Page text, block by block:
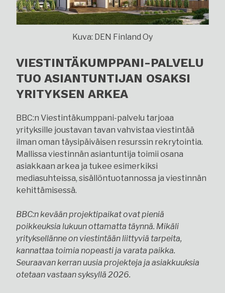
Kuva: DEN Finland Oy
VIESTINTÄKUMPPANI-PALVELU
TUO ASIANTUNTIJAN OSAKSI
YRITYKSEN ARKEA
BBC:n Viestintäkumppani-palvelu tarjoaa
yrityksille joustavan tavan vahvistaa viestintää
ilman oman täysipäiväisen resurssin rekrytointia.
Mallissa viestinnän asiantuntija toimii osana
asiakkaan arkea ja tukee esimerkiksi
mediasuhteissa, sisällöntuotannossa ja viestinnän
kehittämisessä.
BBC:n kevään projektipaikat ovat pieniä
poikkeuksia lukuun ottamatta täynnä. Mikäli
yrityksellänne on viestintään liittyviä tarpeita,
kannattaa toimia nopeasti ja varata paikka.
Seuraavan kerran uusia projekteja ja asiakkuuksia
otetaan vastaan syksyllä 2026.